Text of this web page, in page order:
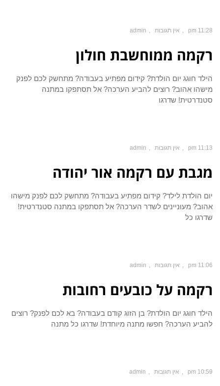
11:28 pm אין תגובות admin
רקמה ממוחשבת חולון
הילד חוגג יום הולדת? קידום מפתיע בעבודה? מתחשק לכם לפנק
מישהו אהוב? רוצים להביע הערכה? אל תסתפקו במתנה
סטנדרטית! שדרגו
11:13 pm אין תגובות admin
מגבת עם רקמה אור יהודה
יום הולדת לילד? קידום מפתיע בעבודה? מתחשק לכם לפנק מישהו
אהוב? מעוניינים לשדר הערכה? אל תסתפקו במתנה סטנדרטית!
שדרגו כל
11:06 pm אין תגובות admin
רקמה על כובעים רחובות
הילד חוגג יום הולדת? בן הזוג קודם בעבודה? בא לכם לפנק? רוצים
להביע הערכה? חפשו מתנה מיוחדת! שדרגו כל מתנה
10:59 pm אין תגובות admin